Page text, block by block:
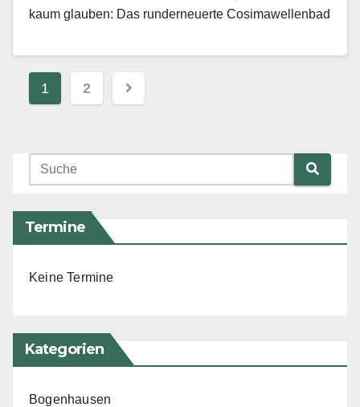
kaum glauben: Das runderneuerte Cosimawellenbad
Mehr erfahren
Beitragsnavigation
1 2
Termine
Keine Termine
Kategorien
Bogenhausen